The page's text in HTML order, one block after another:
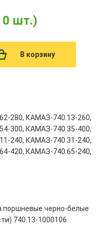
0 шт.)
В корзину
280, КАМАЗ-740.13-260,
300, КАМАЗ-740.35-400,
240, КАМАЗ-740.31-240,
420, КАМАЗ-740.65-240,
поршневые черно-белые
740.13-1000106.